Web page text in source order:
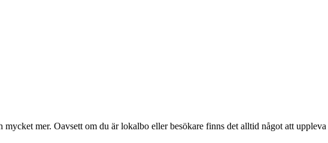
mer. Oavsett om du är lokalbo eller besökare finns det alltid något att uppleva